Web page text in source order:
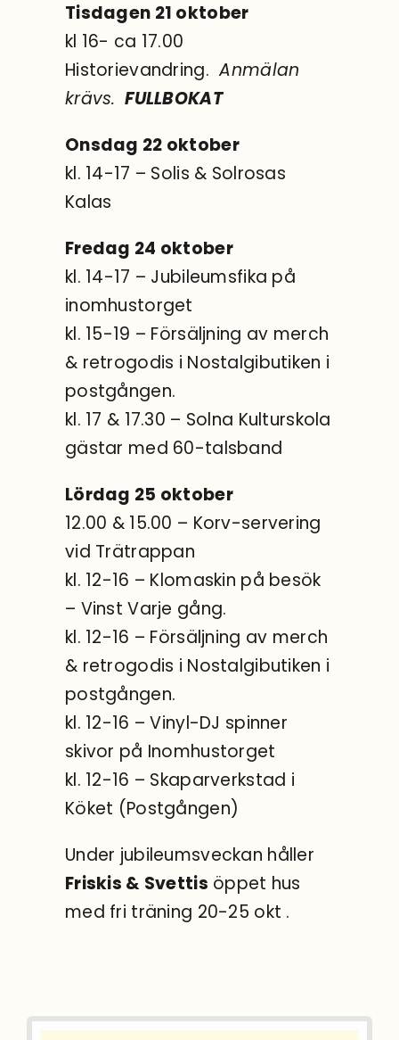
Tisdagen 21 oktober
kl 16- ca 17.00
Historievandring. Anmälan
krävs. FULLBOKAT
Onsdag 22 oktober
kl. 14-17 – Solis & Solrosas
Kalas
Fredag 24 oktober
kl. 14-17 – Jubileumsfika på
inomhustorget
kl. 15-19 – Försäljning av merch
& retrogodis i Nostalgibutiken i
postgången.
kl. 17 & 17.30 – Solna Kulturskola
gästar med 60-talsband
Lördag 25 oktober
12.00 & 15.00 – Korv-servering
vid Trätrappan
kl. 12-16 – Klomaskin på besök
– Vinst Varje gång.
kl. 12-16 – Försäljning av merch
& retrogodis i Nostalgibutiken i
postgången.
kl. 12-16 – Vinyl-DJ spinner
skivor på Inomhustorget
kl. 12-16 – Skaparverkstad i
Köket (Postgången)
Under jubileumsveckan håller
Friskis & Svettis öppet hus
med fri träning 20-25 okt .